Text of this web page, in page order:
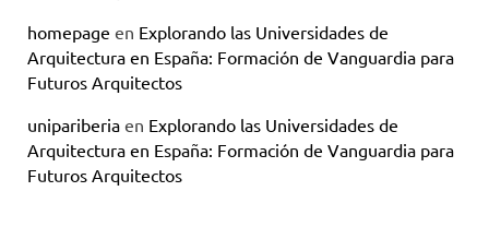
homepage en Explorando las Universidades de
Arquitectura en España: Formación de Vanguardia para
Futuros Arquitectos
unipariberia en Explorando las Universidades de
Arquitectura en España: Formación de Vanguardia para
Futuros Arquitectos